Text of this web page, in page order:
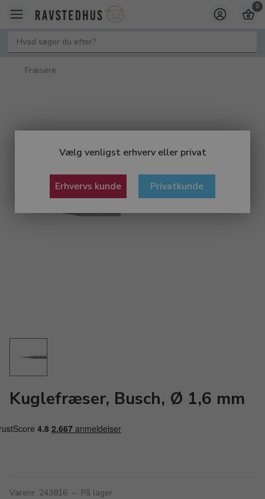
Vælg venligst erhverv eller privat
Erhvervs kunde Privatkunde
0
Fræsere
Kuglefræser, Busch, Ø 1,6 mm
Varenr. 243816 – På lager